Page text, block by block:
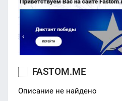
FASTOM.ME
Описание не найдено